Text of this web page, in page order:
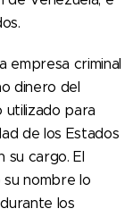
empresa criminal
dinero del
utilizado para
de los Estados
su cargo. El
nombre lo
los